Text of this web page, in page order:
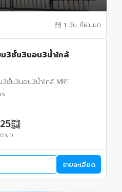
1 วัน ที่ผ่านมา
ม3ชั้น3นอน3น้ำใกล้
ตร.ม.เฟอร์ครบ โต๊ะกิน
4 พร้อมเข้าอยู่
3ชั้น3นอน3น้ำใกล้ MRT
25
ตร.ว.
รายละเอียด